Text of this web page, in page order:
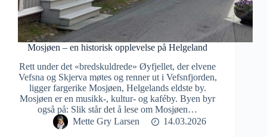
Mosjøen – en historisk opplevelse på Helgeland
Rett under det «bredskuldrede» Øyfjellet, der elvene
Vefsna og Skjerva møtes og renner ut i Vefsnfjorden,
ligger fargerike Mosjøen, Helgelands eldste by.
Mosjøen er en musikk-, kultur- og kaféby. Byen byr
også på: Slik står det å lese om Mosjøen…
Mette Gry Larsen
14.03.2026